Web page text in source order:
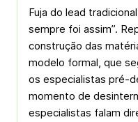
Fuja do lead
sempre foi assim”.
construção das
modelo formal, que
os especialistas pré-
momento de
especialistas falam